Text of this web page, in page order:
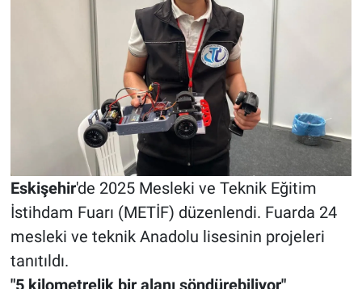
Eskişehir'de 2025 Mesleki ve Teknik Eğitim
İstihdam Fuarı (METİF) düzenlendi. Fuarda 24
mesleki ve teknik Anadolu lisesinin projeleri
tanıtıldı.